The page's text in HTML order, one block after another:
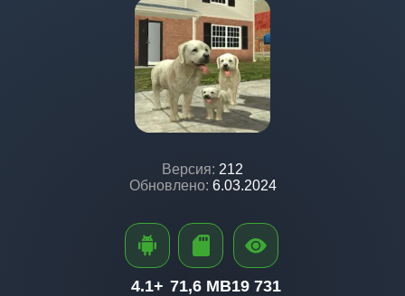
Версия: 212
Обновлено: 6.03.2024
4.1+ 71,6 MB19 731